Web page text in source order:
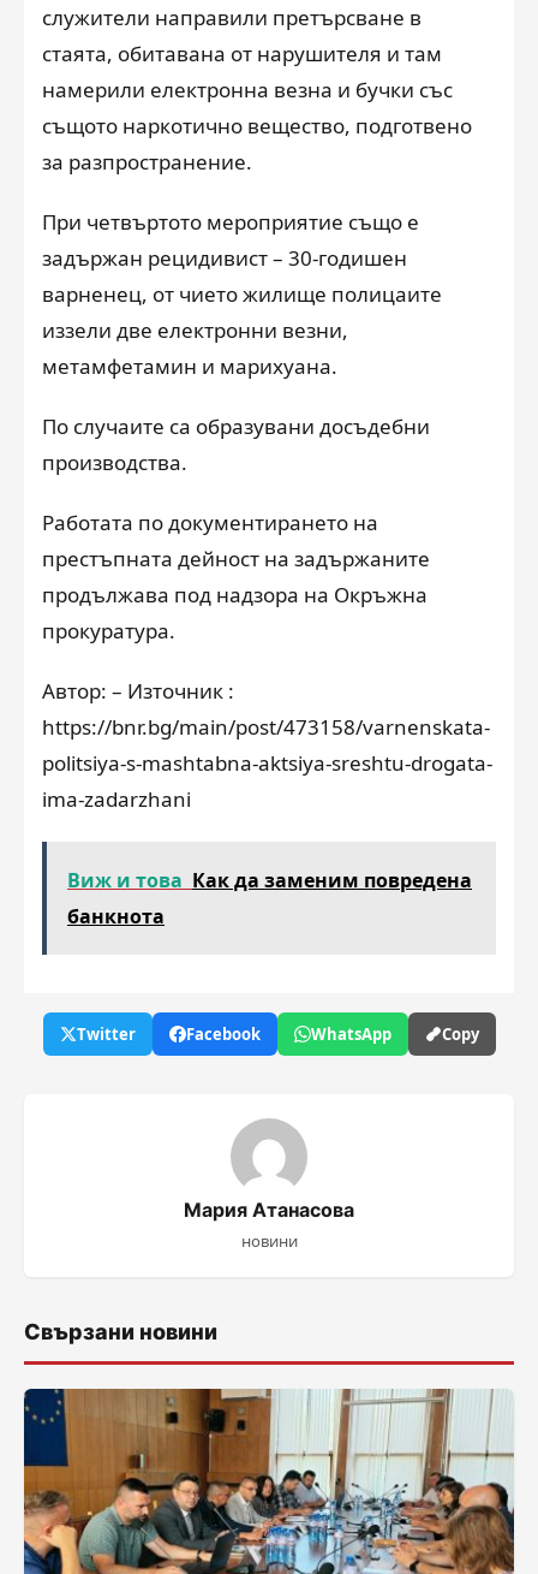
служители направили претърсване в
стаята, обитавана от нарушителя и там
намерили електронна везна и бучки със
същото наркотично вещество, подготвено
за разпространение.
При четвъртото мероприятие също е
задържан рецидивист – 30-годишен
варненец, от чието жилище полицаите
иззели две електронни везни,
метамфетамин и марихуана.
По случаите са образувани досъдебни
производства.
Работата по документирането на
престъпната дейност на задържаните
продължава под надзора на Окръжна
прокуратура.
Автор: – Източник :
https://bnr.bg/main/post/473158/varnenskata-
politsiya-s-mashtabna-aktsiya-sreshtu-drogata-
ima-zadarzhani
Виж и това Как да заменим повредена
банкнота
Twitter Facebook WhatsApp Copy
Мария Атанасова
новини
Свързани новини